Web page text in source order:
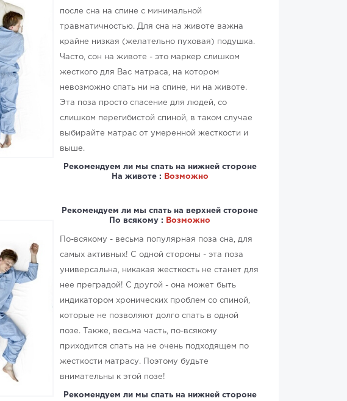
после сна на спине с минимальной
травматичностью. Для сна на животе важна
крайне низкая (желательно пуховая) подушка.
Часто, сон на животе - это маркер слишком
жесткого для Вас матраса, на котором
невозможно спать ни на спине, ни на животе.
Эта поза просто спасение для людей, со
слишком перегибистой спиной, в таком случае
выбирайте матрас от умеренной жесткости и
выше.
Рекомендуем ли мы спать на нижней стороне
На животе :
Возможно
Рекомендуем ли мы спать на верхней стороне
По всякому :
Возможно
По-всякому - весьма популярная поза сна, для
самых активных! С одной стороны - эта поза
универсальна, никакая жесткость не станет для
нее преградой! С другой - она может быть
индикатором хронических проблем со спиной,
которые не позволяют долго спать в одной
позе. Также, весьма часть, по-всякому
приходится спать на не очень подходящем по
жесткости матрасу. Поэтому будьте
внимательны к этой позе!
Рекомендуем ли мы спать на нижней стороне